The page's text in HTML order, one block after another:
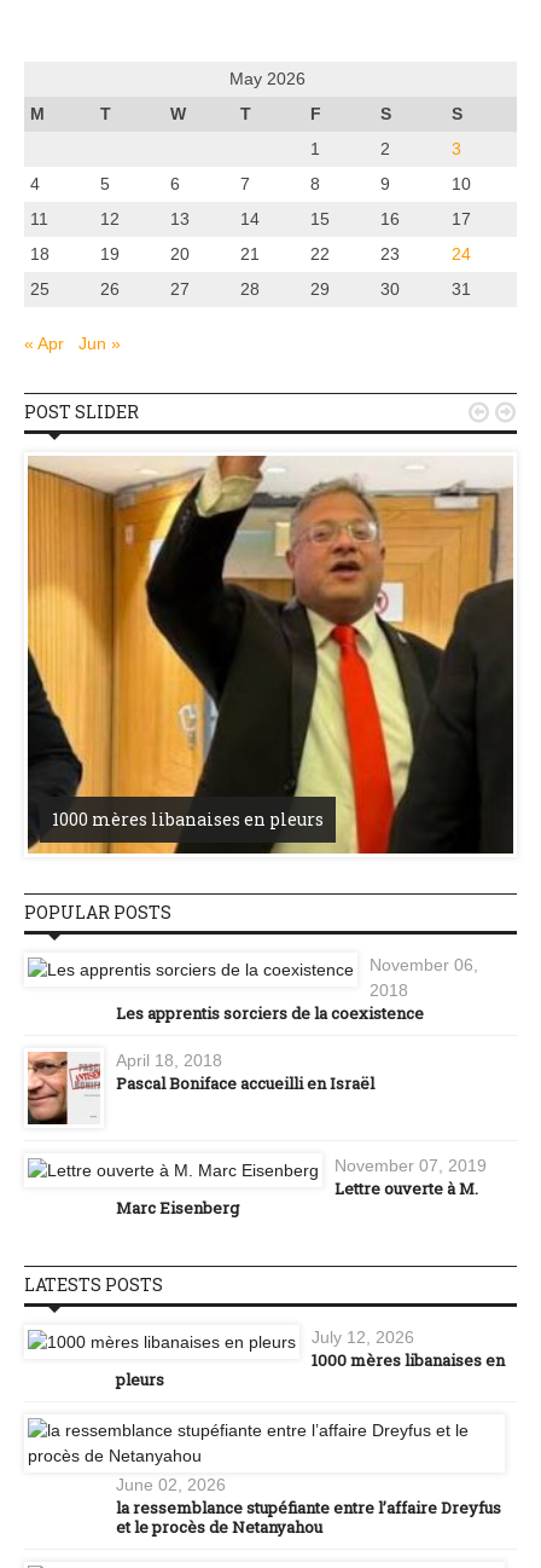
May 2026
M
T W T F S
S
1
2
3
4
5 6 7 8 9
10
11
12 13 14 15 16
17
18
19 20 21 22 23
24
25
26 27 28 29 30 31
« Apr Jun »
POST SLIDER
1000 mères libanaises en pleurs
 
POPULAR POSTS
November 06,
2018
Les apprentis sorciers de la coexistence
April 18, 2018
Pascal Boniface accueilli en Israël
November 07, 2019
Lettre ouverte à M.
Marc Eisenberg
LATESTS POSTS
July 12, 2026
1000 mères libanaises en
pleurs
June 02, 2026
la ressemblance stupéfiante entre l’affaire Dreyfus
et le procès de Netanyahou